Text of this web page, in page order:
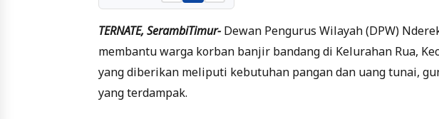
TERNATE, SerambiTimur- Dewan Pengurus Wilayah (DPW)
membantu warga korban banjir bandang di Kelurahan Rua,
yang diberikan meliputi kebutuhan pangan dan uang tunai,
yang terdampak.